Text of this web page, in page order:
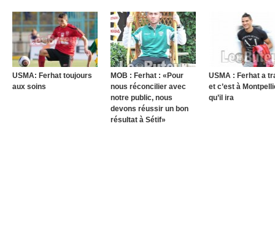
USMA: Ferhat toujours
aux soins
MOB : Ferhat : «Pour
nous réconcilier avec
notre public, nous
devons réussir un bon
résultat à Sétif»
USMA : Ferhat a
et c’est à
qu’il ira